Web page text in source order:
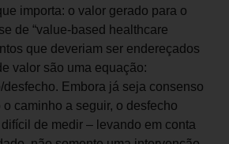
importa: o valor gerado para o
de “value-based healthcare
que deveriam ser endereçados
valor são uma equação:
Embora já seja consenso
caminho a seguir, o desfecho
de medir – levando em conta